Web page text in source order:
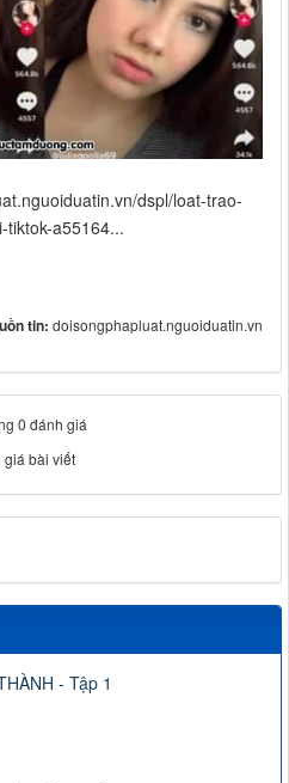
dspl/loat-trao-
tiktok-a55164...
tin: doisongphapluat.nguoiduatin.vn
0 đánh giá
giá bài viết
- Tập 1